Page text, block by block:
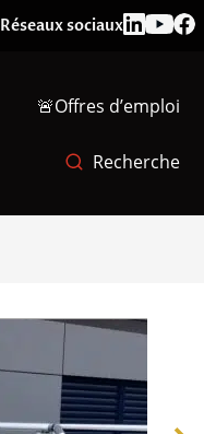
Réseaux sociaux
🚨Offres d’emploi
Recherche